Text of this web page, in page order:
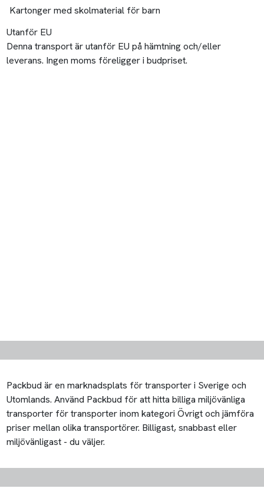
Kartonger med skolmaterial för barn
Utanför EU
Denna transport är utanför EU på hämtning och/eller
leverans. Ingen moms föreligger i budpriset.
Packbud är en marknadsplats för transporter i Sverige och
Utomlands. Använd Packbud för att hitta billiga miljövänliga
transporter för transporter inom kategori Övrigt och jämföra
priser mellan olika transportörer. Billigast, snabbast eller
miljövänligast - du väljer.